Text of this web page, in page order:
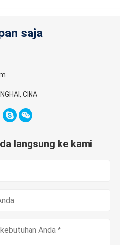
saja
CINA
langsung ke kami